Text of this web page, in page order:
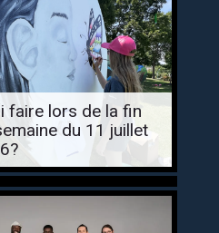
faire lors de la fin
du 11 juillet